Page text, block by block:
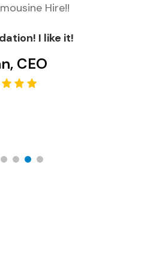
professional cum friendly
and water bottle.
Comfortable & clean